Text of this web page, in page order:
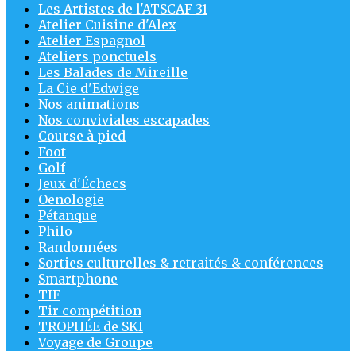
Les Artistes de l'ATSCAF 31
Atelier Cuisine d'Alex
Atelier Espagnol
Ateliers ponctuels
Les Balades de Mireille
La Cie d'Edwige
Nos animations
Nos conviviales escapades
Course à pied
Foot
Golf
Jeux d'Échecs
Oenologie
Pétanque
Philo
Randonnées
Sorties culturelles & retraités & conférences
Smartphone
TIF
Tir compétition
TROPHÉE de SKI
Voyage de Groupe